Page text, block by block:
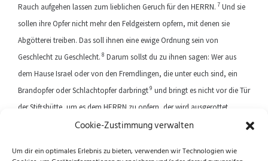
Cookie-Zustimmung verwalten
Um dir ein optimales Erlebnis zu bieten, verwenden wir Technologien wie
Rauch aufgehen lassen zum lieblichen Geruch für den HERRN. 7 Und sie
sollen ihre Opfer nicht mehr den Feldgeistern opfern, mit denen sie
Abgötterei treiben. Das soll ihnen eine ewige Ordnung sein von
Geschlecht zu Geschlecht. 8 Darum sollst du zu ihnen sagen: Wer aus
dem Hause Israel oder von den Fremdlingen, die unter euch sind, ein
Brandopfer oder Schlachtopfer darbringt9 und bringt es nicht vor die Tür
der Stiftshütte, um es dem HERRN zu opfern, der wird ausgerottet
werden aus seinem Volk.